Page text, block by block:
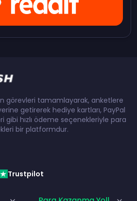
görevleri tamamlayarak, anketlere
getirerek hediye kartları, PayPal
gibi hızlı ödeme seçenekleriyle para
bir platformdur.
Trustpilot